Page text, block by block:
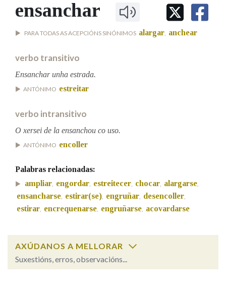
IDENTIDADE CORPORATIVA
MARCIAL DEL ADALID
CASA-MUSEO EMILIA PARDO
FIGURAS HOMENAXEADAS
HISTORIA
Facebook
TwitterYoutubeInstagram
Bluesky
BUSCAR NOS LEMAS
Comeza por
Remata por
Contén
ensanchar
PARA TODAS AS ACEPCIÓNS SINÓNIMOS alargar, anchear
verbo transitivo
Ensanchar unha estrada.
ANTÓNIMO estreitar
verbo intransitivo
O xersei de la ensanchou co uso.
ANTÓNIMO encoller
Palabras relacionadas:
ampliar, engordar, estreitecer, chocar, alargarse,
ensancharse, estirar(se), engruñar, desencoller,
estirar, encrequenarse, engruñarse, acovardarse
AXÚDANOS A MELLORAR
Suxestións, erros, observacións...